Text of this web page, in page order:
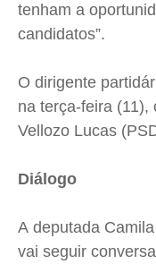
tenham a
candidatos”.
O dirigente
na terça-feira (11),
Vellozo Lucas
Diálogo
A deputada
vai seguir